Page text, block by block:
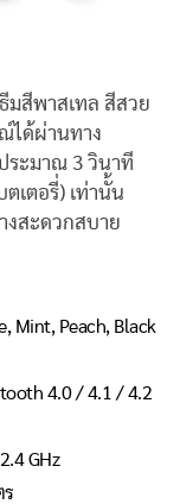
มสีพาสเทล สีสวย
ได้ผ่านทาง
ระมาณ 3 วินาที
เตอรี่) เท่านั้น
งสะดวกสบาย
Mint, Peach, Black
4.0 / 4.1 / 4.2
GHz
ร